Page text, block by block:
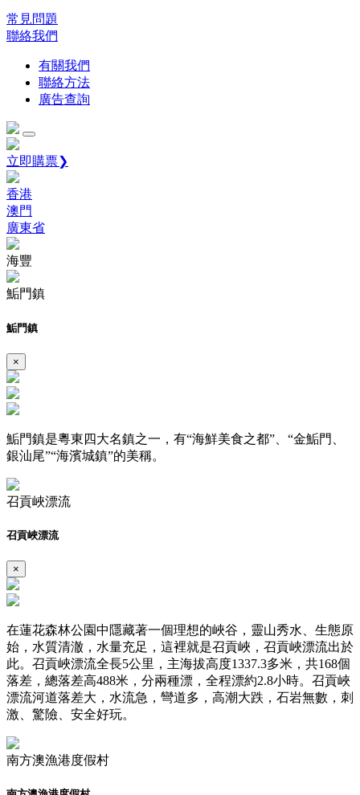
常見問題
聯絡我們
有關我們
聯絡方法
廣告查詢
立即購票❯
香港
澳門
廣東省
海豐
鮜門鎮
鮜門鎮
×
鮜門鎮是粵東四大名鎮之一，有“海鮮美食之都”、“金鮜門、
銀汕尾”“海濱城鎮”的美稱。
召貢峽漂流
召貢峽漂流
×
在蓮花森林公園中隱藏著一個理想的峽谷，靈山秀水、生態原
始，水質清澈，水量充足，這裡就是召貢峽，召貢峽漂流出於
此。召貢峽漂流全長5公里，主海拔高度1337.3多米，共168個
落差，總落差高488米，分兩種漂，全程漂約2.8小時。召貢峽
漂流河道落差大，水流急，彎道多，高潮大跌，石岩無數，刺
激、驚險、安全好玩。
南方澳漁港度假村